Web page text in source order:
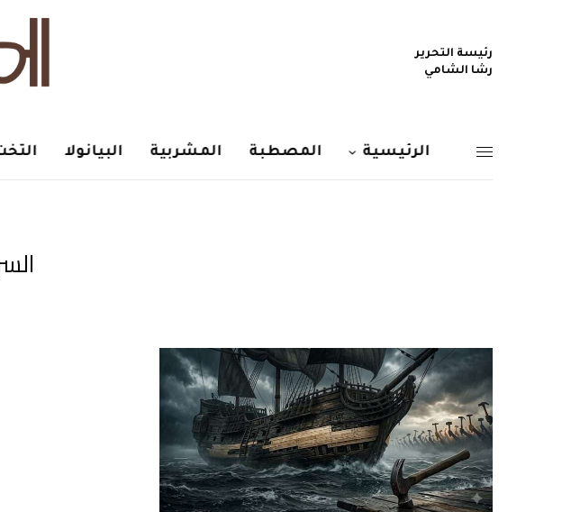
رئيسة التحرير
رشا الشامي
الرئيسية المصطبة المشربية البيانولا